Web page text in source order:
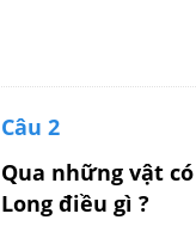
Câu 2
Qua những vật
Long điều gì ?